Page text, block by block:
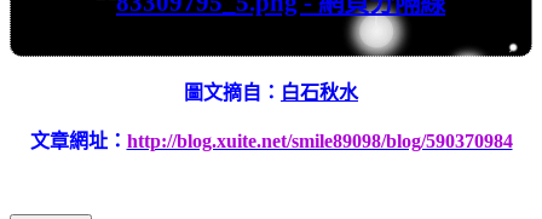
圖文摘自： 白石秋水
文章網址： http://blog.xuite.net/smile89098/blog/590370984